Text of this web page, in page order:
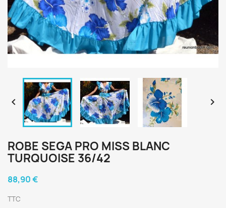
 
ROBE SEGA PRO MISS BLANC
TURQUOISE 36/42
88,90 €
TTC